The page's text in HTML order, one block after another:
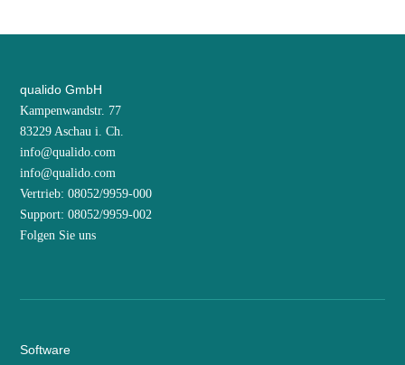
qualido GmbH
Kampenwandstr. 77
83229 Aschau i. Ch.
info@qualido.com
info@qualido.com
Vertrieb: 08052/9959-000
Support: 08052/9959-002
Folgen Sie uns
Software